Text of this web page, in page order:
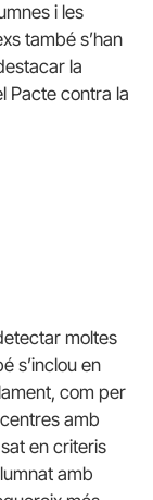
i les
també s’han
la
Pacte contra la
moltes
s’inclou en
com per
amb
en criteris
amb